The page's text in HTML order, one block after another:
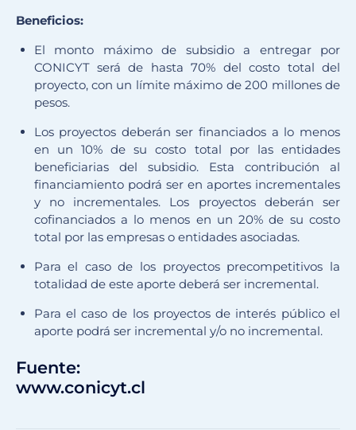
Beneficios:
El monto máximo de subsidio a entregar por
CONICYT será de hasta 70% del costo total del
proyecto, con un límite máximo de 200 millones de
pesos.
Los proyectos deberán ser financiados a lo menos
en un 10% de su costo total por las entidades
beneficiarias del subsidio. Esta contribución al
financiamiento podrá ser en aportes incrementales
y no incrementales. Los proyectos deberán ser
cofinanciados a lo menos en un 20% de su costo
total por las empresas o entidades asociadas.
Para el caso de los proyectos precompetitivos la
totalidad de este aporte deberá ser incremental.
Para el caso de los proyectos de interés público el
aporte podrá ser incremental y/o no incremental.
Fuente:
www.conicyt.cl